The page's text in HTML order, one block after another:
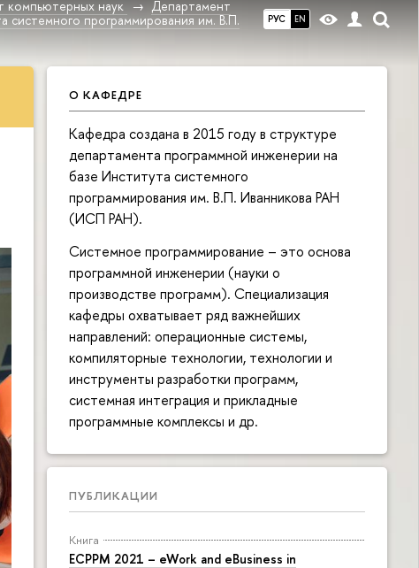
РУС EN
компьютерных наук
Департамент
системного программирования им. В.П.
О КАФЕДРЕ
Кафедра создана в 2015 году в структуре
департамента программной инженерии на
базе Института cистемного
программирования им. В.П. Иванникова РАН
(ИСП РАН).
Системное программирование – это основа
программной инженерии (науки о
производстве программ). Специализация
кафедры охватывает ряд важнейших
направлений: операционные системы,
компиляторные технологии, технологии и
инструменты разработки программ,
системная интеграция и прикладные
программные комплексы и др.
ПУБЛИКАЦИИ
Книга
ECPPM 2021 – eWork and eBusiness in